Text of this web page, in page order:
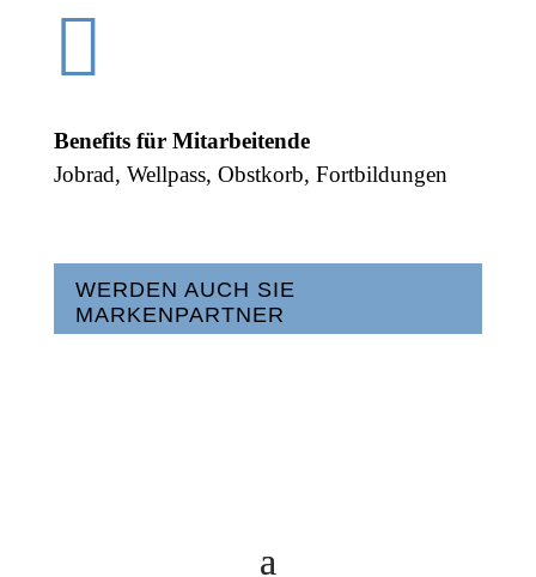

Benefits für Mitarbeitende
Jobrad, Wellpass, Obstkorb, Fortbildungen
WERDEN AUCH SIE
MARKENPARTNER